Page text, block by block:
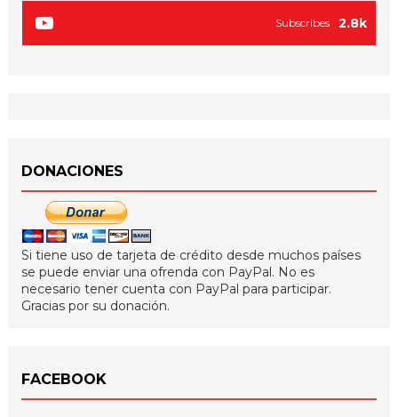
2.8k
Subscribes
DONACIONES
Si tiene uso de tarjeta de crédito desde muchos países
se puede enviar una ofrenda con PayPal. No es
necesario tener cuenta con PayPal para participar.
Gracias por su donación.
FACEBOOK